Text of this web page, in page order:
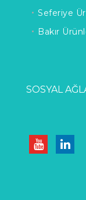
Seferiye
Bakır
SOSYAL